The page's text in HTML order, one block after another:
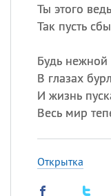
Ты этого
Так пусть
Будь
В глазах
И жизнь
Весь мир
Открытка